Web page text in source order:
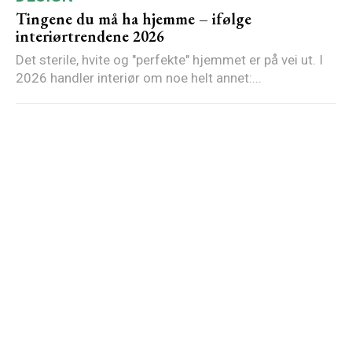
Tingene du må ha hjemme – ifølge
interiørtrendene 2026
Det sterile, hvite og "perfekte" hjemmet er på vei ut. I
2026 handler interiør om noe helt annet:...